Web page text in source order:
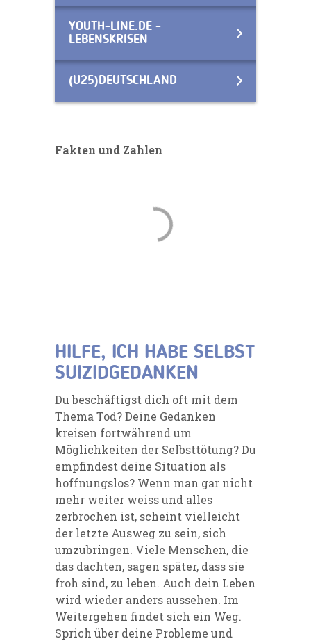
YOUTH-LINE.DE -
LEBENSKRISEN
(U25)DEUTSCHLAND
Fakten und Zahlen
HILFE, ICH HABE SELBST
SUIZIDGEDANKEN
Du beschäftigst dich oft mit dem
Thema Tod? Deine Gedanken
kreisen fortwährend um
Möglichkeiten der Selbsttötung? Du
empfindest deine Situation als
hoffnungslos? Wenn man gar nicht
mehr weiter weiss und alles
zerbrochen ist, scheint vielleicht
der letzte Ausweg zu sein, sich
umzubringen. Viele Menschen, die
das dachten, sagen später, dass sie
froh sind, zu leben. Auch dein Leben
wird wieder anders aussehen. Im
Weitergehen findet sich ein Weg.
Sprich über deine Probleme und